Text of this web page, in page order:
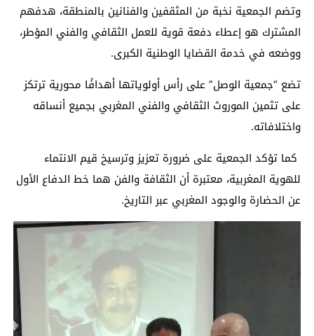
وتضم الجمعية نخبة من المثقفين والفنانين بالمنطقة، هدفهم
المشترك هو إعطاء دفعة قوية للعمل الثقافي والفني المؤطر،
ووضعه في خدمة القضايا الوطنية الكبرى.
تضع “جمعية الوصل” على رأس أولوياتها أهدافًا محورية ترتكز
على تثمين الموروث الثقافي والفني المغربي بجميع أنساقه
واختلافاته.
كما تؤكد الجمعية على ضرورة تعزيز وترسيخ قيم الانتماء
للهوية المغربية، معتبرة أن الثقافة والفن هما خط الدفاع الأول
عن الحضارة والوجود المغربي عبر التاريخ.